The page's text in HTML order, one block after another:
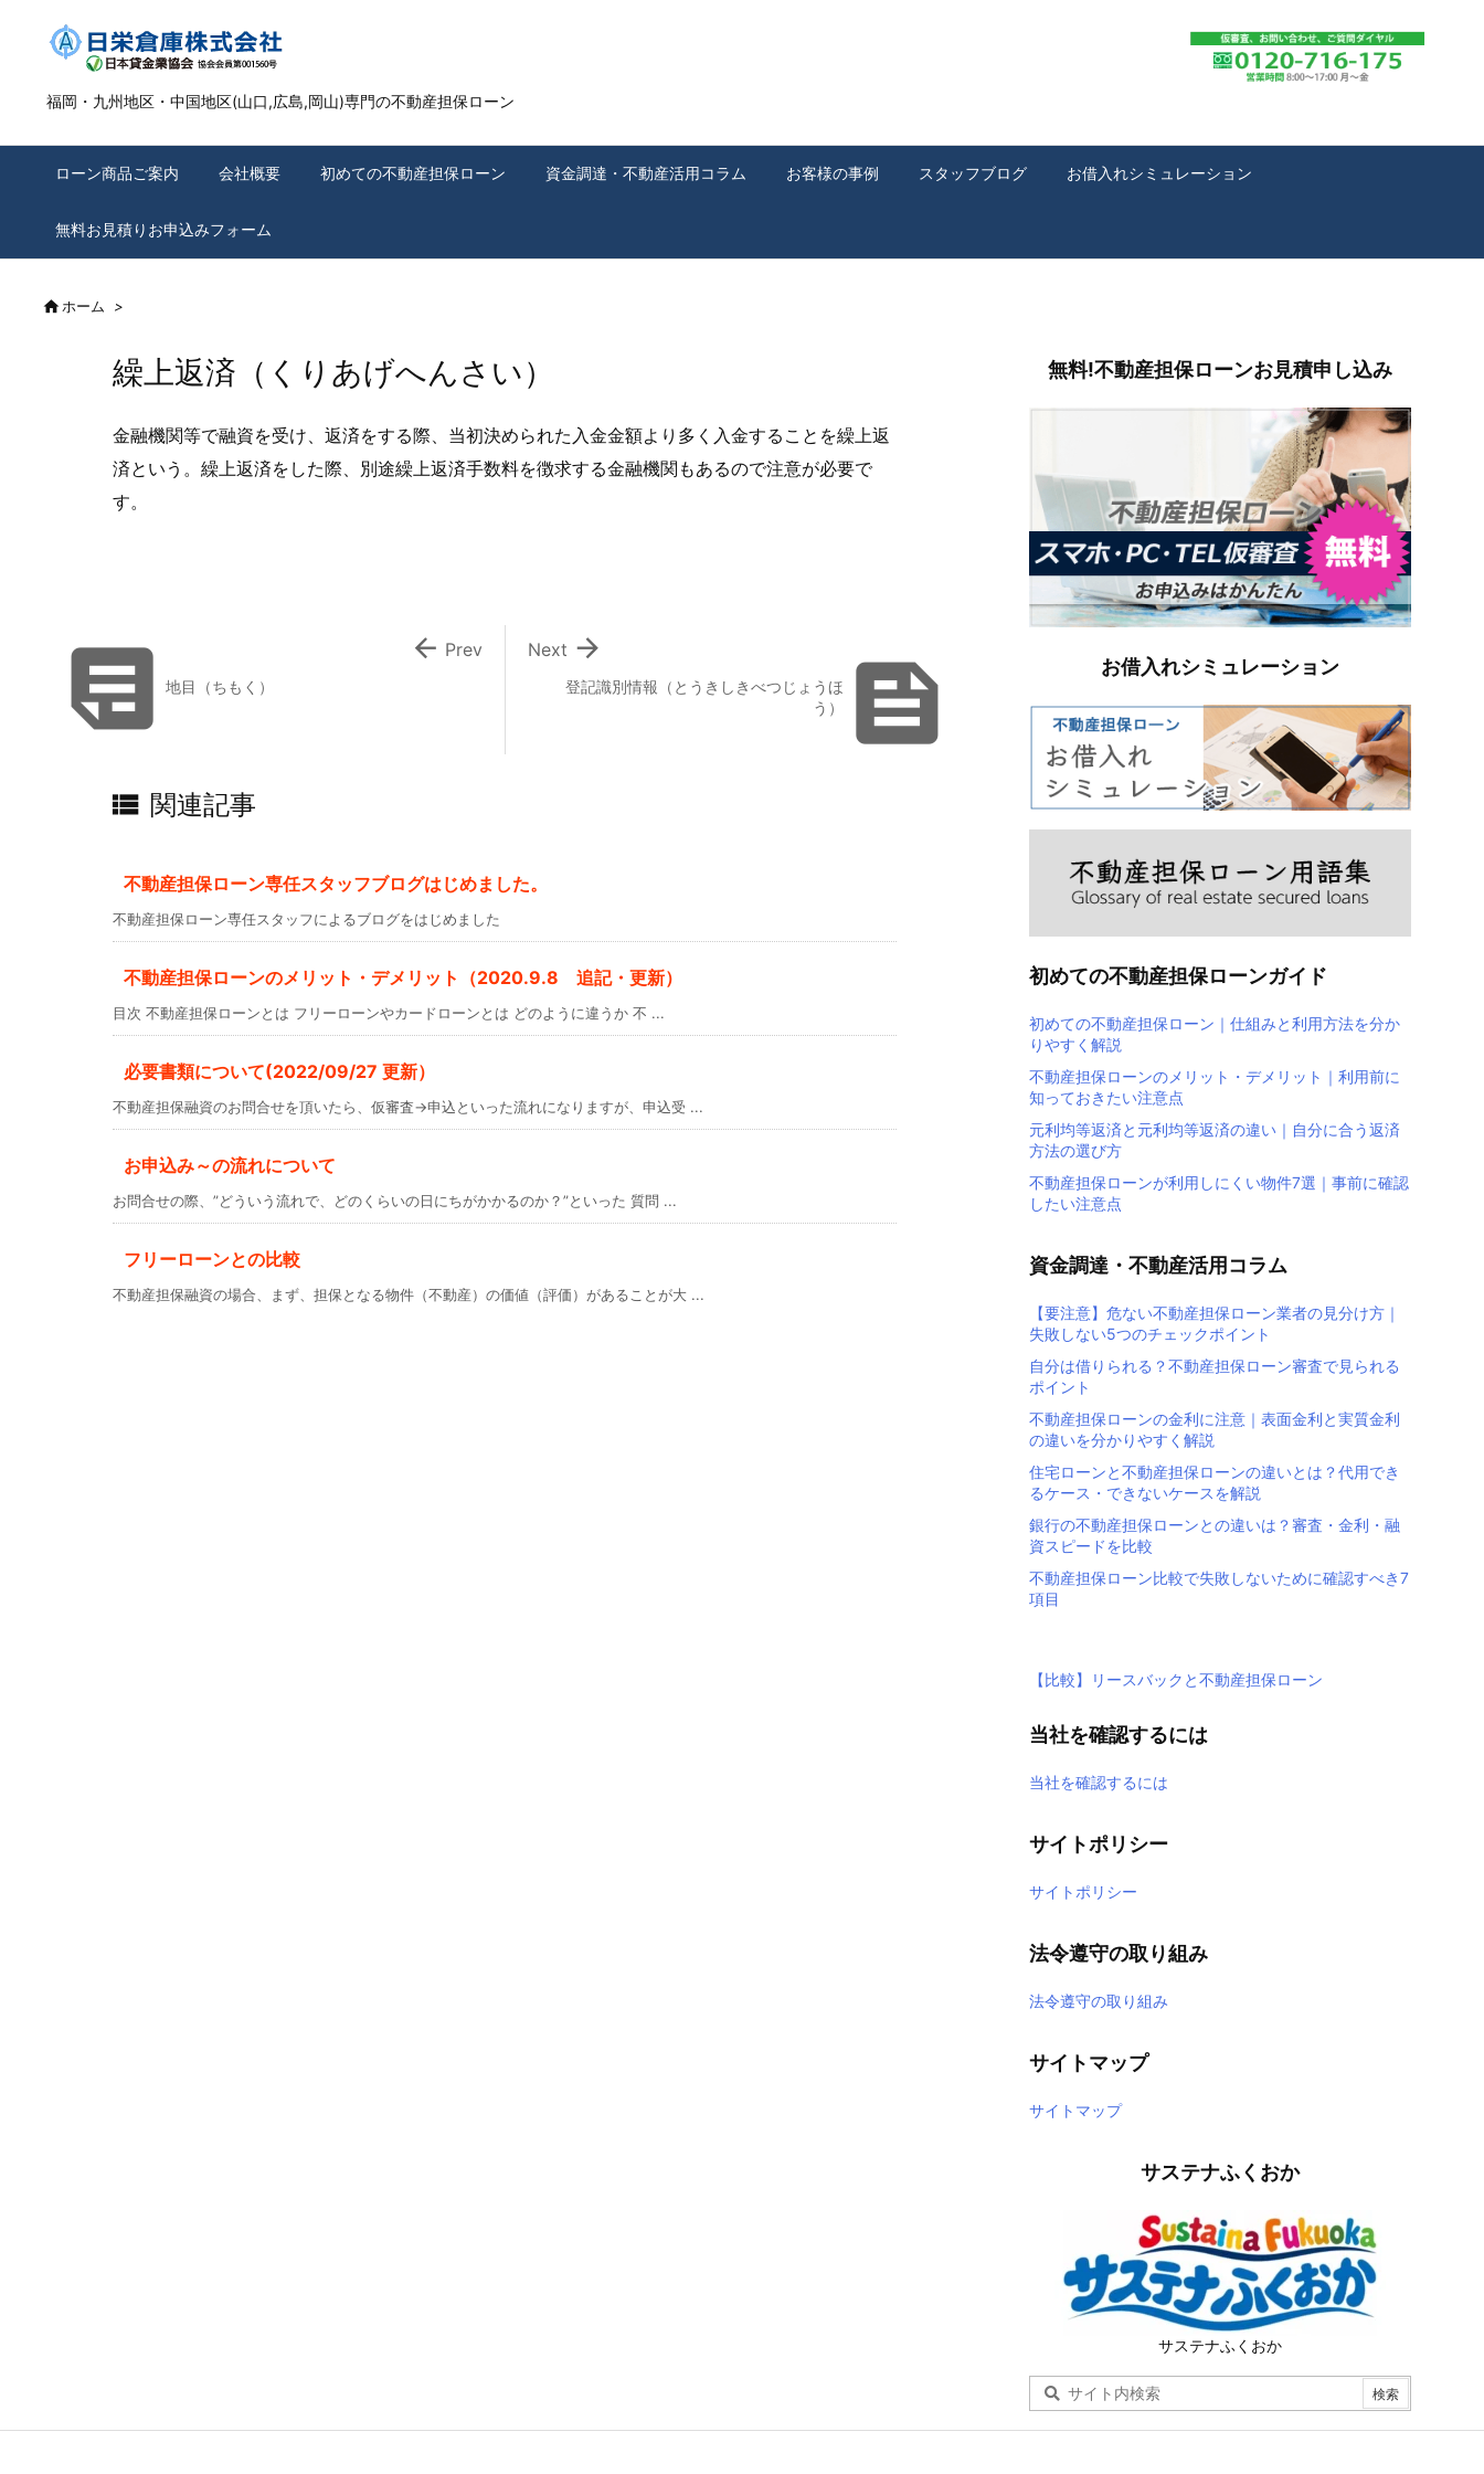
福岡・九州地区・中国地区(山口,広島,岡山)専門の不動産担保ローン
ローン商品ご案内 会社概要 初めての不動産担保ローン 資金調達・不動産活用コラム お客様の事例 スタッフブログ お借入れシミュレーション
無料お見積りお申込みフォーム
ホーム >
繰上返済（くりあげへんさい）
金融機関等で融資を受け、返済をする際、当初決められた入金金額より多く入金することを繰上返
済という。繰上返済をした際、別途繰上返済手数料を徴求する金融機関もあるので注意が必要で
す。

登記識別情報（とうきしきべつじょうほ
う）

Next
地目（ちもく）
 Prev
 関連記事
不動産担保ローン専任スタッフブログはじめました。
不動産担保ローン専任スタッフによるブログをはじめました
不動産担保ローンのメリット・デメリット（2020.9.8 追記・更新）
目次 不動産担保ローンとは フリーローンやカードローンとは どのように違うか 不 ...
必要書類について(2022/09/27 更新）
不動産担保融資のお問合せを頂いたら、仮審査→申込といった流れになりますが、申込受 ...
お申込み～の流れについて
お問合せの際、”どういう流れで、どのくらいの日にちがかかるのか？”といった 質問 ...
フリーローンとの比較
不動産担保融資の場合、まず、担保となる物件（不動産）の価値（評価）があることが大 ...
無料!不動産担保ローンお見積申し込み
お借入れシミュレーション
初めての不動産担保ローンガイド
初めての不動産担保ローン｜仕組みと利用方法を分か
りやすく解説
不動産担保ローンのメリット・デメリット｜利用前に
知っておきたい注意点
元利均等返済と元利均等返済の違い｜自分に合う返済
方法の選び方
不動産担保ローンが利用しにくい物件7選｜事前に確認
したい注意点
資金調達・不動産活用コラム
【要注意】危ない不動産担保ローン業者の見分け方｜
失敗しない5つのチェックポイント
自分は借りられる？不動産担保ローン審査で見られる
ポイント
不動産担保ローンの金利に注意｜表面金利と実質金利
の違いを分かりやすく解説
住宅ローンと不動産担保ローンの違いとは？代用でき
るケース・できないケースを解説
銀行の不動産担保ローンとの違いは？審査・金利・融
資スピードを比較
不動産担保ローン比較で失敗しないために確認すべき7
項目
【比較】リースバックと不動産担保ローン
当社を確認するには
当社を確認するには
サイトポリシー
サイトポリシー
法令遵守の取り組み
法令遵守の取り組み
サイトマップ
サイトマップ
サステナふくおか
サステナふくおか